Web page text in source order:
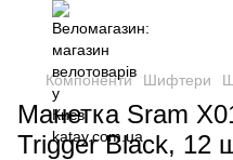
Компоненти Шифтери
Манетка Sram
Trigger Black, 12